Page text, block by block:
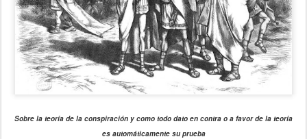
Sobre la teoría de la conspiración y como todo dato en contra o a favor de la teoría
es automáticamente su prueba